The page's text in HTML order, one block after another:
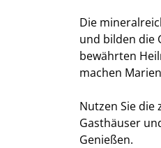
Die
und bilden die
bewährten
machen
Nutzen Sie
Gasthäuser
Genießen.